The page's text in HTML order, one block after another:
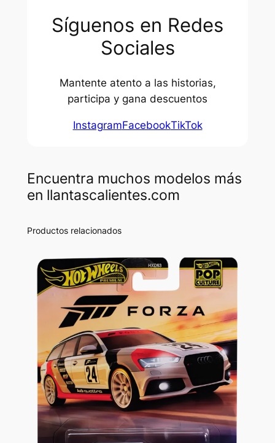
Síguenos en Redes
Sociales
Mantente atento a las historias,
participa y gana descuentos
InstagramFacebookTikTok
Encuentra muchos modelos más
en llantascalientes.com
Productos relacionados